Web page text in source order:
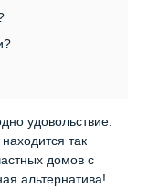
удовольствие.
так
домов с
альтернатива!